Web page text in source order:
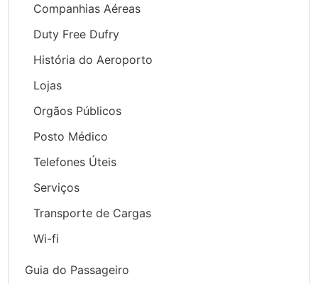
Companhias Aéreas
Duty Free Dufry
História do Aeroporto
Lojas
Orgãos Públicos
Posto Médico
Telefones Úteis
Serviços
Transporte de Cargas
Wi-fi
Guia do Passageiro